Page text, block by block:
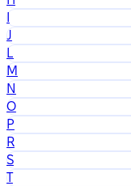
I
J
L
M
N
O
P
R
S
T